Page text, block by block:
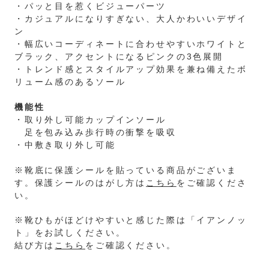
・パッと目を惹くビジューパーツ
・カジュアルになりすぎない、大人かわいいデザイ
ン
・幅広いコーディネートに合わせやすいホワイトと
ブラック、アクセントになるピンクの3色展開
・トレンド感とスタイルアップ効果を兼ね備えたボ
リューム感のあるソール
機能性
・取り外し可能カップインソール
足を包み込み歩行時の衝撃を吸収
・中敷き取り外し可能
※靴底に保護シールを貼っている商品がございま
す。保護シールのはがし方は こちら をご確認くださ
い。
※靴ひもがほどけやすいと感じた際は「イアンノッ
ト」をお試しください。
結び方は こちら をご確認ください。